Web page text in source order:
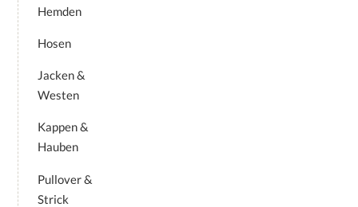
Hemden
Hosen
Jacken &
Westen
Kappen &
Hauben
Pullover &
Strick